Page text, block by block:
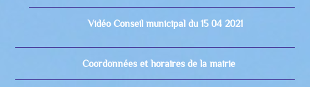
Vidéo Conseil municipal du 15 04 2021
Coordonnées et horaires de la mairie